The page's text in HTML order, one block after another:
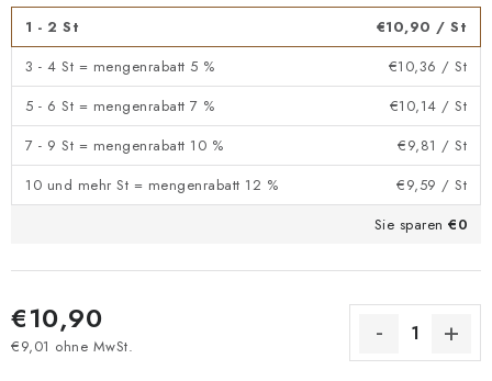
1 - 2 St €10,90 / St
3 - 4 St = mengenrabatt 5 %
€10,36 / St
5 - 6 St = mengenrabatt 7 %
€10,14 / St
7 - 9 St = mengenrabatt 10 %
€9,81 / St
10 und mehr St = mengenrabatt 12 %
€9,59 / St
Sie sparen €0
€10,90
€9,01 ohne MwSt.